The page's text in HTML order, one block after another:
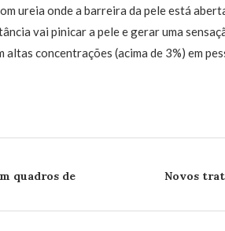
ureia onde a barreira da pele está
vai pinicar a pele e gerar uma
concentrações (acima de 3%) em
quadros de
Novos